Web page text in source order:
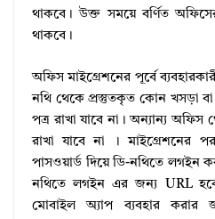
থাকবে। উক্ত সময়ে বর্ণিত
থাকবে।
অফিস মাইগ্রেশনের পূর্বে
নথি থেকে প্রস্তুতকৃত কোন খসড়া
পত্র রাখা যাবে না। অন্যান্য
রাখা যাবে না ।
পাসওয়ার্ড দিয়ে ডি-নথিতে লগইন
নথিতে লগইন এর জন্য URL
মোবাইল অ্যাপ ব্যবহার করার